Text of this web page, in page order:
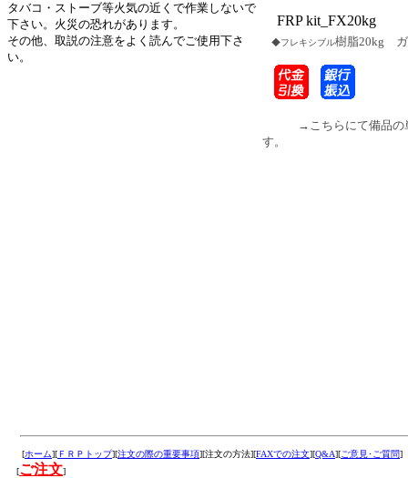
タバコ・ストーブ等火気の近くで作業しないで
下さい。火災の恐れがあります。
その他、取説の注意をよく読んでご使用下さ
い。
FRP kit_FX20kg
◆フレキシブル樹脂20kg ガ
→こちらにて備品の単
す。
[ホーム][ＦＲＰトップ][注文の際の重要事項][注文の方法][FAXでの注文][Q&A][ご意見･ご質問]
[ご注文]